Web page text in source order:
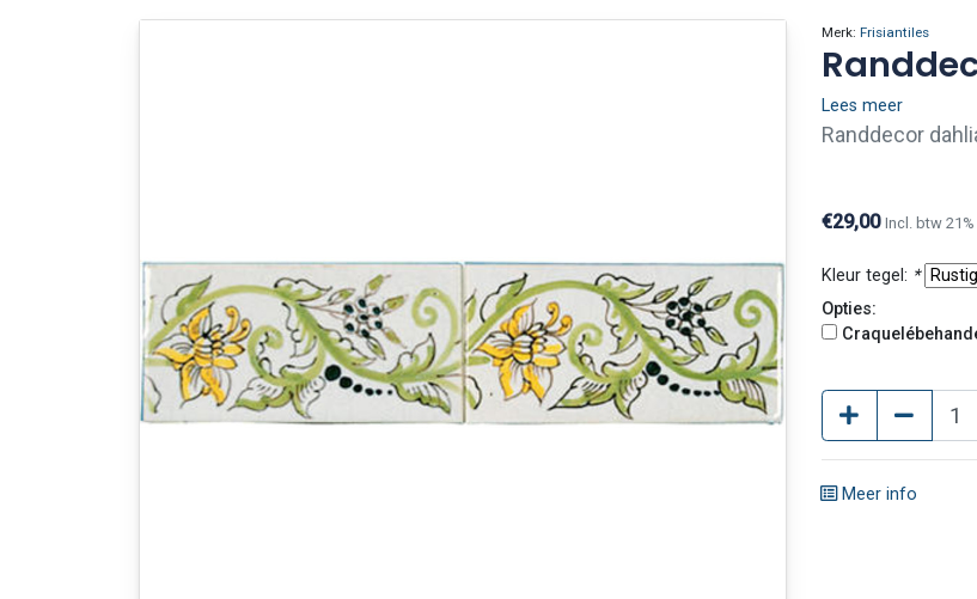
Merk: Frisiantiles
Lees meer
Randdecor
€29,00 Incl. btw 21%
Kleur tegel: *
Opties:
Meer info